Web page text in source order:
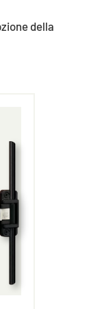
della